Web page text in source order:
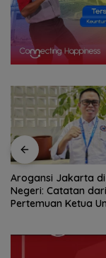
di Beranda
dari
Umum PWI